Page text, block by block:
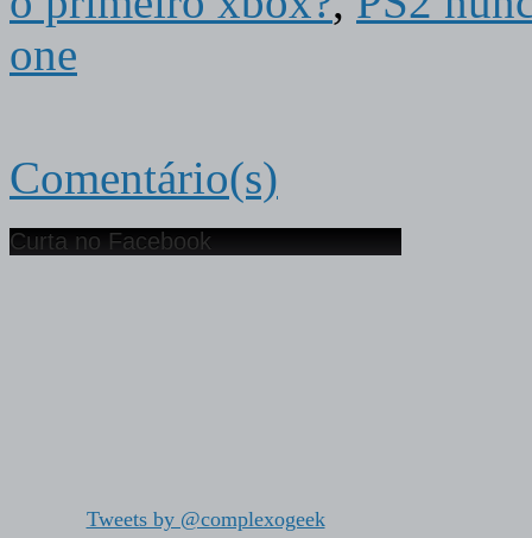
one
Comentário(s)
Curta no Facebook
Tweets by @complexogeek